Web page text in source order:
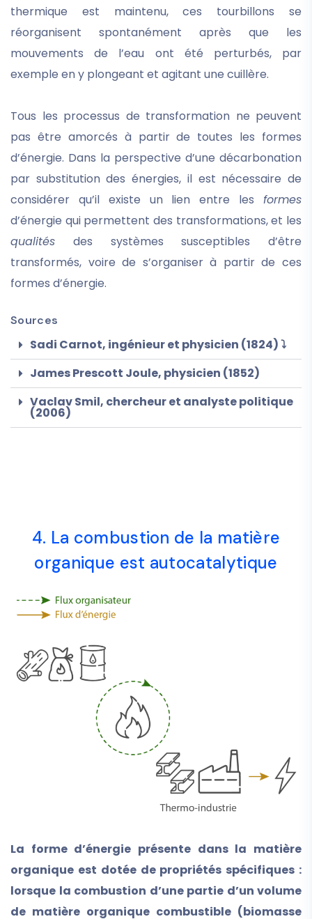
thermique est maintenu, ces tourbillons se
réorganisent spontanément après que les
mouvements de l’eau ont été perturbés, par
exemple en y plongeant et agitant une cuillère.
Tous les processus de transformation ne peuvent
pas être amorcés à partir de toutes les formes
d’énergie. Dans la perspective d’une décarbonation
par substitution des énergies, il est nécessaire de
considérer qu’il existe un lien entre les formes
d’énergie qui permettent des transformations, et les
qualités des systèmes susceptibles d’être
transformés, voire de s’organiser à partir de ces
formes d’énergie.
Sources
Sadi Carnot, ingénieur et physicien (1824) ⤵
James Prescott Joule, physicien (1852)
Vaclav Smil, chercheur et analyste politique
(2006)
4. La combustion de la matière
organique est autocatalytique
La forme d’énergie présente dans la matière
organique est dotée de propriétés spécifiques :
lorsque la combustion d’une partie d’un volume
de matière organique combustible (biomasse